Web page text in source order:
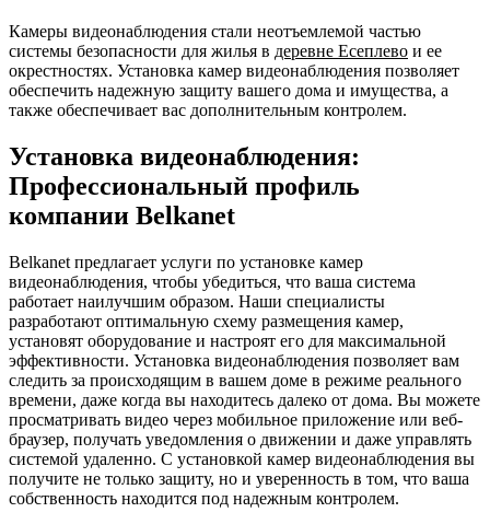
Камеры видеонаблюдения стали неотъемлемой частью
системы безопасности для жилья в деревне Есеплево и ее
окрестностях. Установка камер видеонаблюдения позволяет
обеспечить надежную защиту вашего дома и имущества, а
также обеспечивает вас дополнительным контролем.
Установка видеонаблюдения:
Профессиональный профиль
компании Belkanet
Belkanet предлагает услуги по установке камер
видеонаблюдения, чтобы убедиться, что ваша система
работает наилучшим образом. Наши специалисты
разработают оптимальную схему размещения камер,
установят оборудование и настроят его для максимальной
эффективности. Установка видеонаблюдения позволяет вам
следить за происходящим в вашем доме в режиме реального
времени, даже когда вы находитесь далеко от дома. Вы можете
просматривать видео через мобильное приложение или веб-
браузер, получать уведомления о движении и даже управлять
системой удаленно. С установкой камер видеонаблюдения вы
получите не только защиту, но и уверенность в том, что ваша
собственность находится под надежным контролем.